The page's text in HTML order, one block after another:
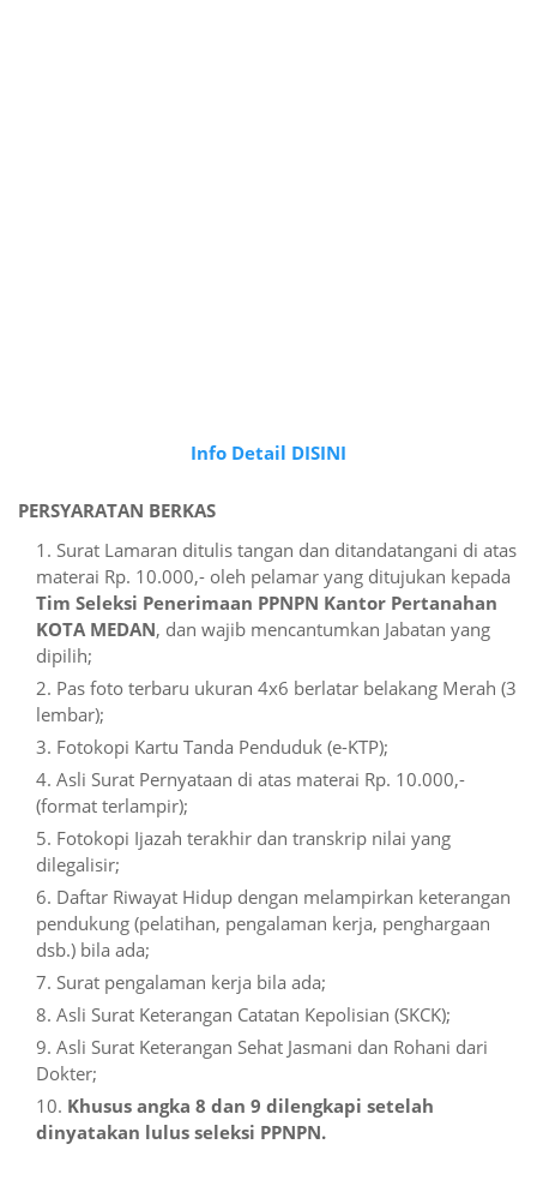
Info Detail DISINI
PERSYARATAN BERKAS
Surat Lamaran ditulis tangan dan ditandatangani di atas
materai Rp. 10.000,- oleh pelamar yang ditujukan kepada
Tim Seleksi Penerimaan PPNPN Kantor Pertanahan
KOTA MEDAN, dan wajib mencantumkan Jabatan yang
dipilih;
Pas foto terbaru ukuran 4x6 berlatar belakang Merah (3
lembar);
Fotokopi Kartu Tanda Penduduk (e-KTP);
Asli Surat Pernyataan di atas materai Rp. 10.000,-
(format terlampir);
Fotokopi Ijazah terakhir dan transkrip nilai yang
dilegalisir;
Daftar Riwayat Hidup dengan melampirkan keterangan
pendukung (pelatihan, pengalaman kerja, penghargaan
dsb.) bila ada;
Surat pengalaman kerja bila ada;
Asli Surat Keterangan Catatan Kepolisian (SKCK);
Asli Surat Keterangan Sehat Jasmani dan Rohani dari
Dokter;
Khusus angka 8 dan 9 dilengkapi setelah
dinyatakan lulus seleksi PPNPN.